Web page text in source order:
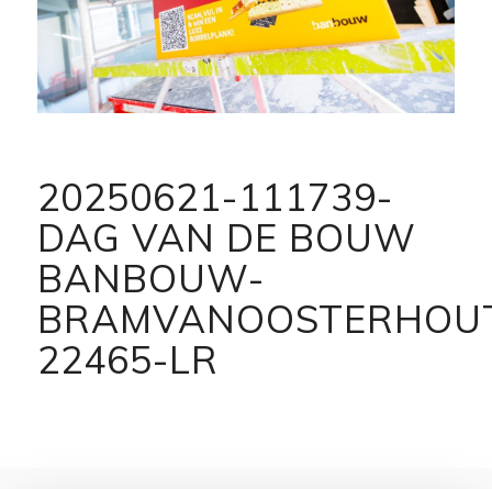
20250621-111739-
DAG VAN DE BOUW
BANBOUW-
22465-LR